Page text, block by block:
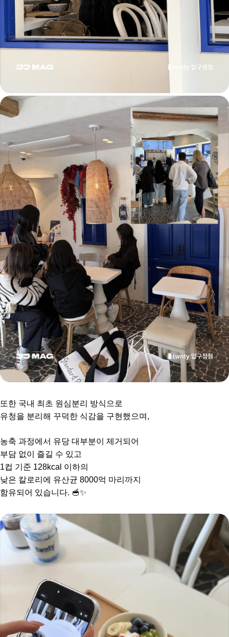
또한 국내 최초 원심분리 방식으로
유청을 분리해 꾸덕한 식감을 구현했으며,
농축 과정에서 유당 대부분이 제거되어
부담 없이 즐길 수 있고
1컵 기준 128kcal 이하의
낮은 칼로리에 유산균 8000억 마리까지
함유되어 있습니다. 🥣✨